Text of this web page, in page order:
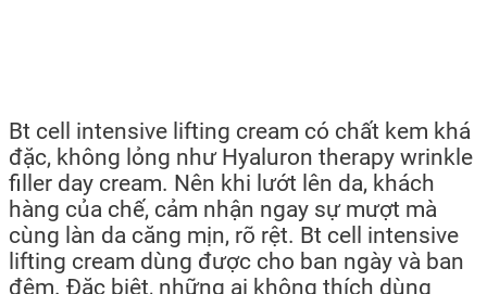
Bt cell intensive lifting cream có chất kem khá
đặc, không lỏng như Hyaluron therapy wrinkle
filler day cream. Nên khi lướt lên da, khách
hàng của chế, cảm nhận ngay sự mượt mà
cùng làn da căng mịn, rõ rệt. Bt cell intensive
lifting cream dùng được cho ban ngày và ban
đêm. Đặc biệt, những ai không thích dùng